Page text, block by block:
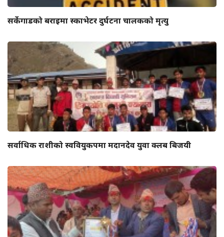
सर्केगाडको बराइमा स्काभेटर दुर्घटना चालकको मृत्यु
सर्वाधिक राशीको स्ववियुकपमा मदानदेव युवा क्लब बिजयी